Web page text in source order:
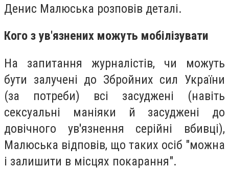
Денис Малюська розповів деталі.
Кого з ув'язнених можуть мобілізувати
На запитання журналістів, чи можуть
бути залучені до Збройних сил України
(за потреби) всі засуджені (навіть
сексуальні маніяки й засуджені до
довічного ув'язнення серійні вбивці),
Малюська відповів, що таких осіб "можна
і залишити в місцях покарання".